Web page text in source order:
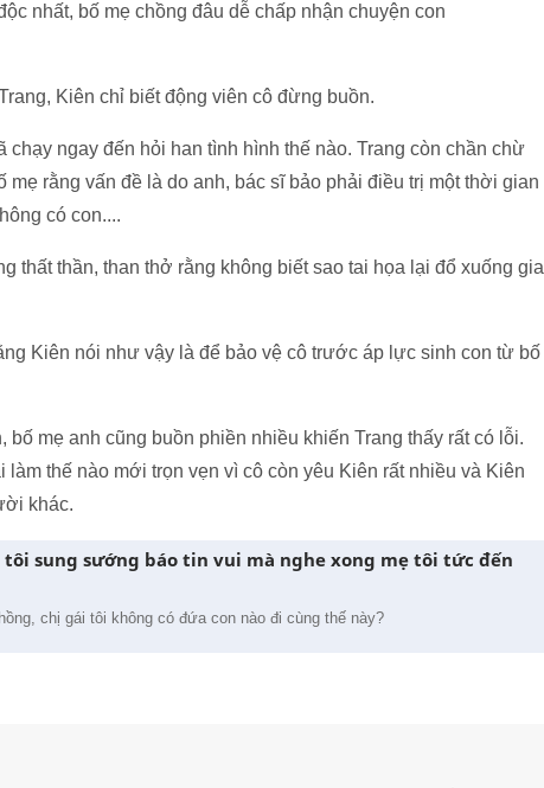
nhất, bố mẹ chồng đâu dễ chấp nhận chuyện con
Kiên chỉ biết động viên cô đừng buồn.
chạy ngay đến hỏi han tình hình thế nào. Trang còn chần chừ
rằng vấn đề là do anh, bác sĩ bảo phải điều trị một thời gian
có con....
thất thần, than thở rằng không biết sao tai họa lại đổ xuống gia
Kiên nói như vậy là để bảo vệ cô trước áp lực sinh con từ bố
mẹ anh cũng buồn phiền nhiều khiến Trang thấy rất có lỗi.
thế nào mới trọn vẹn vì cô còn yêu Kiên rất nhiều và Kiên
khác.
tôi sung sướng báo tin vui mà nghe xong mẹ tôi tức đến
chị gái tôi không có đứa con nào đi cùng thế này?